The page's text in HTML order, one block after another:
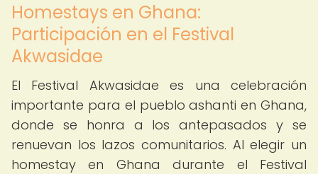
Homestays en Ghana:
Participación en el Festival
Akwasidae
El Festival Akwasidae es una celebración
importante para el pueblo ashanti en Ghana,
donde se honra a los antepasados y se
renuevan los lazos comunitarios. Al elegir un
homestay en Ghana durante el Festival